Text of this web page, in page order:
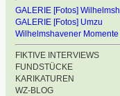
GALERIE [Fotos]
GALERIE [Fotos] Umzu
Wilhelmshavener Momente
FIKTIVE INTERVIEWS
FUNDSTÜCKE
KARIKATUREN
WZ-BLOG